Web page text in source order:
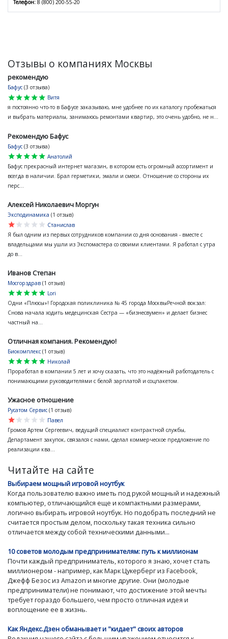
Телефон: 8 (800) 200-55-20
Отзывы о компаниях Москвы
рекомендую
Бафус (3 отзыва)
star
star
star
star
star
Витя
я постоянно что-то в Бафусе заказываю, мне удобнее по их каталогу пробежаться
и выбрать материалы, занимаюсь ремонтами квартир, это очень удобно, не н...
Рекомендую Бафус
Бафус (3 отзыва)
star
star
star
star
star
Анатолий
Бафус прекрасный интернет магазин, в котором есть огромный ассортимент и
всегда в наличии. Брал герметики, эмали и смеси. Отношение со стороны их
перс...
Алексей Николаевич Моргун
Эксподинамика (1 отзыв)
star
star
star
star
star
Станислав
Я был одним из первых сотрудников компании со дня основания - вместе с
владельцами мы ушли из Экспомастера со своими клиентами. Я работал с утра
до в...
Иванов Степан
Мосгорздрав (1 отзыв)
star
star
star
star
star
Lori
Одни «Плюсы»! Городская поликлиника № 45 города МосквыРечной вокзал:
Снова начала ходить медецинская Сестра — «бизнесвумен» и делает бизнес
частный на...
Отличная компания. Рекомендую!
Биокомплекс (1 отзыв)
star
star
star
star
star
Николай
Проработал в компании 5 лет и хочу сказать, что это надёжный работодатель с
понимающими руководителями с белой зарплатой и соцпакетом.
Ужасное отношение
Русатом Сервис (1 отзыв)
star
star
star
star
star
Павел
Громов Артем Сергеевич, ведущий специалист контрактной службы,
Департамент закупок, связался с нами, сделал коммерческое предложение по
реализации ква...
Читайте на сайте
Выбираем мощный игровой ноутбук
Когда пользователю важно иметь под рукой мощный и надежный
компьютер, отличающийся еще и компактными размерами,
логично выбирать игровой ноутбук. Но подобрать последний не
считается простым делом, поскольку такая техника сильно
отличается между собой техническими данными...
10 советов молодым предпринимателям: путь к миллионам
Почти каждый предприниматель, которого я знаю, хочет стать
миллионером - например, как Марк Цукерберг из Facebook,
Джефф Безос из Amazon и многие другие. Они (молодые
предприниматели) не понимают, что достижение этой мечты
требует гораздо большего, чем просто отличная идея и
воплощение ее в жизнь.
Как Яндекс.Дзен обманывает и "кидает" своих авторов